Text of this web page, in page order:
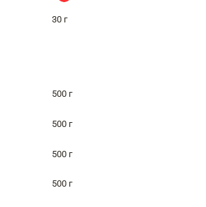
30 г
500 г
500 г
500 г
500 г